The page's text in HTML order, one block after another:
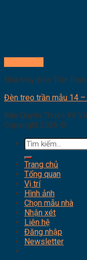
Nhà Máy Đèn Trần
Đèn treo trần mẫu 14 –
Bản Quyền Thuộc Về
Copyright 2026 ©
Tìm
kiếm:
Trang chủ
Tổng quan
Vị trí
Hình ảnh
Chọn mẫu nhà
Nhận xét
Liên hệ
Đăng nhập
Newsletter